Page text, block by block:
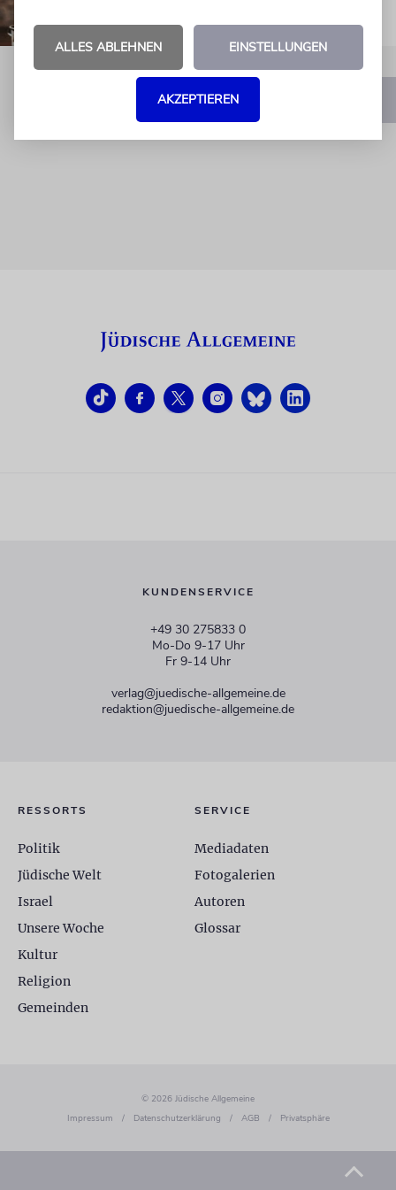
1 2
KUNDENSERVICE
+49 30 275833 0
Mo-Do 9-17 Uhr
Fr 9-14 Uhr
verlag@juedische-allgemeine.de
redaktion@juedische-allgemeine.de
RESSORTS
Politik
Jüdische Welt
Israel
Unsere Woche
Kultur
Religion
Gemeinden
SERVICE
Mediadaten
Fotogalerien
Autoren
Glossar
© 2026 Jüdische Allgemeine
Impressum
/ Datenschutzerklärung / AGB / Privatsphäre
ALLES ABLEHNEN EINSTELLUNGEN
AKZEPTIEREN